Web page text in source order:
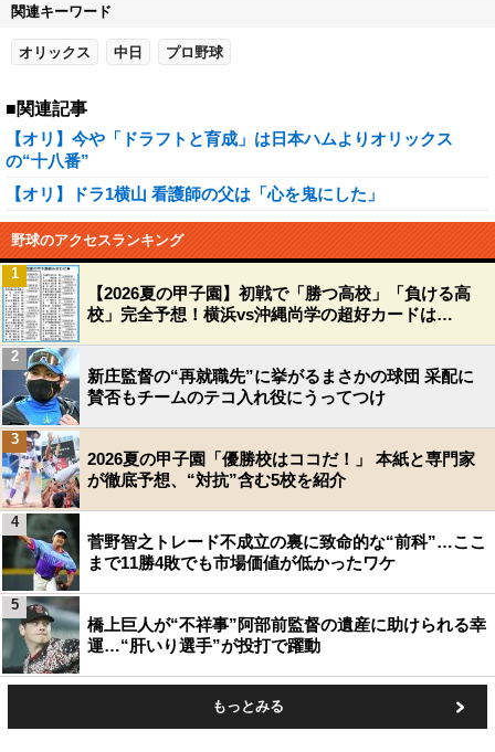
関連キーワード
オリックス 中日 プロ野球
■関連記事
【オリ】今や「ドラフトと育成」は日本ハムよりオリックス
の“十八番”
【オリ】ドラ1横山 看護師の父は「心を鬼にした」
野球のアクセスランキング
【2026夏の甲子園】初戦で「勝つ高校」「負ける高
校」完全予想！横浜vs沖縄尚学の超好カードは…
1
新庄監督の“再就職先”に挙がるまさかの球団 采配に
賛否もチームのテコ入れ役にうってつけ
2
2026夏の甲子園「優勝校はココだ！」 本紙と専門家
が徹底予想、“対抗”含む5校を紹介
3
菅野智之トレード不成立の裏に致命的な“前科”…ここ
まで11勝4敗でも市場価値が低かったワケ
4
橋上巨人が“不祥事”阿部前監督の遺産に助けられる幸
運…“肝いり選手”が投打で躍動
5
もっとみる